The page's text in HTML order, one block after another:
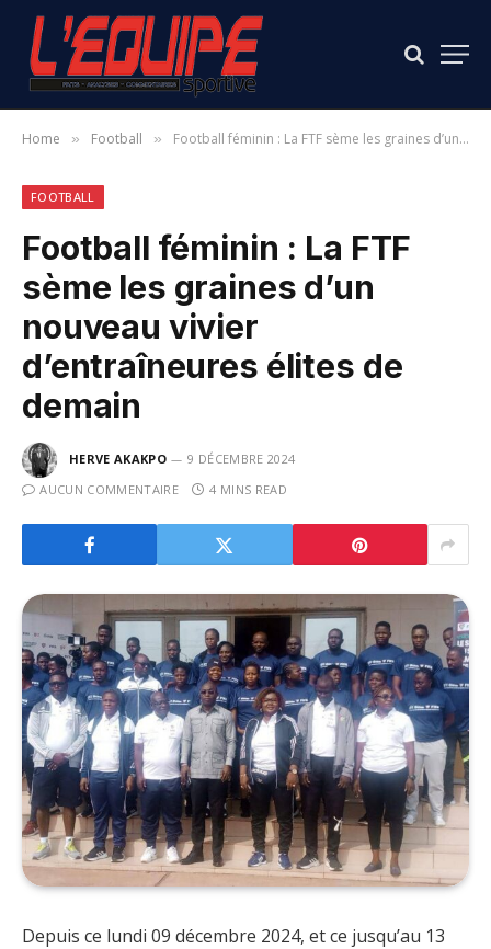
Home » Football » Football féminin : La FTF sème les graines d’un nouveau vivier d’entraîneures élites de demain
FOOTBALL
Football féminin : La FTF
sème les graines d’un
nouveau vivier
d’entraîneures élites de
demain
HERVE AKAKPO
9 DÉCEMBRE 2024
AUCUN COMMENTAIRE
4 MINS READ
Depuis ce lundi 09 décembre 2024, et ce jusqu’au 13